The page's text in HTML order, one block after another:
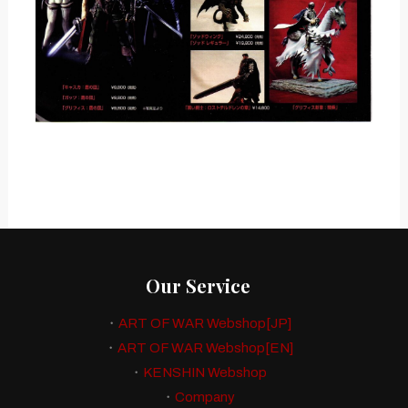
Our Service
・ART OF WAR Webshop[JP]
・ ART OF WAR Webshop[EN]
・ KENSHIN Webshop
・Company